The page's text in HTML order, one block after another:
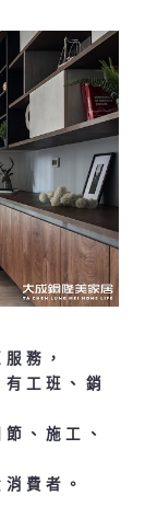
服務，
工班、銷
、施工、
費者。